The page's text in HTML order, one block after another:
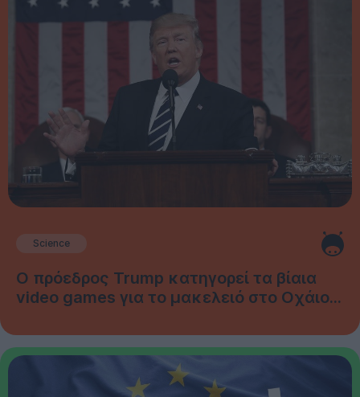
Science
Ο πρόεδρος Trump κατηγορεί τα βίαια
video games για το μακελειό στο Οχάιο...